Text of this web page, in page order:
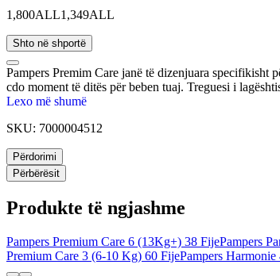
1,800ALL1,349ALL
Shto në shportë
Pampers Premim Care janë të dizenjuara specifikisht
cdo moment të ditës për beben tuaj. Treguesi i
Lexo më shumë
SKU: 7000004512
Përdorimi
Përbërësit
Produkte të ngjashme
Pampers Premium Care 6 (13Kg+) 38 FijePampers
Premium Care 3 (6-10 Kg) 60 FijePampers